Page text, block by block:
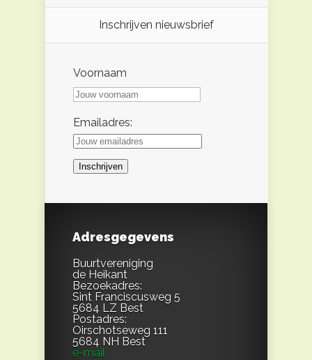
Inschrijven nieuwsbrief
Voornaam
Emailadres:
Adresgegevens
Buurtvereniging
de Heikant
Bezoekadres:
Sint Franciscusweg 5
5684 LZ Best
Postadres:
Oirschotseweg 111
5684 NH Best
e-mail